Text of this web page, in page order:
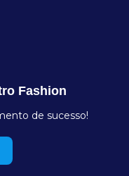
Fashion
de sucesso!